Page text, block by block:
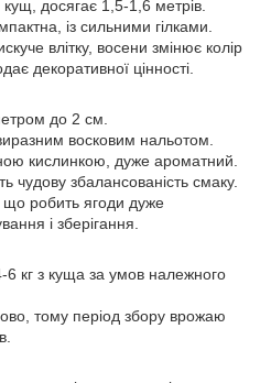
досягає 1,5-1,6 метрів.
із сильними гілками.
влітку, восени змінює колір
декоративної цінності.
до 2 см.
восковим нальотом.
кислинкою, дуже ароматний.
чудову збалансованість смаку.
що робить ягоди дуже
і зберігання.
кг з куща за умов належного
тому період збору врожаю